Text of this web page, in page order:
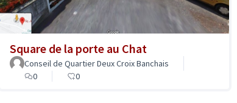
Square de la porte au Chat
Conseil de Quartier Deux Croix Banchais
0
0